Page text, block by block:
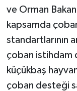
ve Orman
kapsamda
standartlarının
çoban istihdam
küçükbaş
çoban desteği